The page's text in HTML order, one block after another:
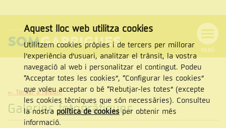
NAVEGACIÓ
MENÚ
Cercar
CERCAR
← Tornar a l'àlbum
Galeries fotogràfiques
Aquest lloc web utilitza cookies
Utilitzem cookies pròpies i de tercers per millorar
l’experiència d’usuari, analitzar el trànsit, la vostra
navegació al web i personalitzar el contingut. Podeu
“Acceptar totes les cookies”, “Configurar les cookies”
que voleu acceptar o bé “Rebutjar-les totes” (excepte
les cookies tècniques que són necessàries). Consulteu
la nostra política de cookiesper obtenir més
informació.